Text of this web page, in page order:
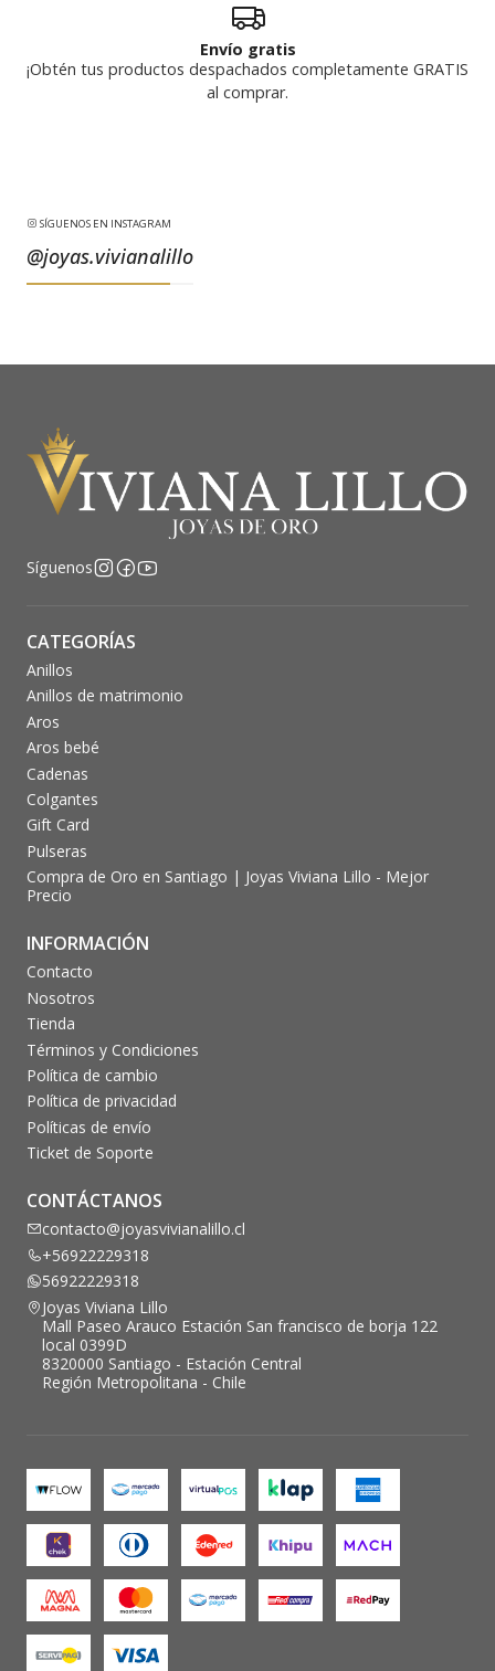
Envío gratis
¡Obtén tus productos despachados completamente GRATIS
al comprar.
SÍGUENOS EN INSTAGRAM
@joyas.vivianalillo
Síguenos
CATEGORÍAS
Anillos
Anillos de matrimonio
Aros
Aros bebé
Cadenas
Colgantes
Gift Card
Pulseras
Compra de Oro en Santiago | Joyas Viviana Lillo - Mejor
Precio
INFORMACIÓN
Contacto
Nosotros
Tienda
Términos y Condiciones
Política de cambio
Política de privacidad
Políticas de envío
Ticket de Soporte
CONTÁCTANOS
contacto@joyasvivianalillo.cl
+56922229318
56922229318
Joyas Viviana Lillo
Mall Paseo Arauco Estación San francisco de borja 122
local 0399D
8320000 Santiago - Estación Central
Región Metropolitana - Chile